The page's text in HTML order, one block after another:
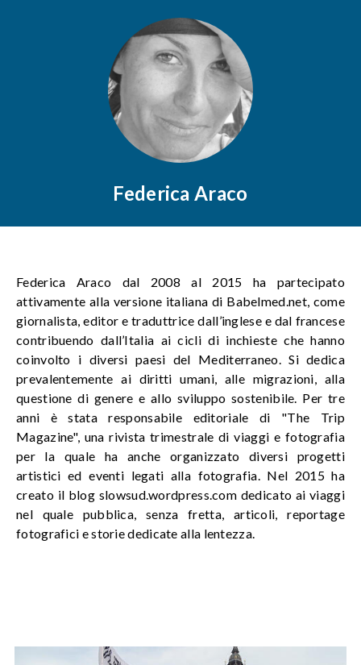
Federica Araco
Federica Araco dal 2008 al 2015 ha partecipato
attivamente alla versione italiana di Babelmed.net, come
giornalista, editor e traduttrice dall’inglese e dal francese
contribuendo dall’Italia ai cicli di inchieste che hanno
coinvolto i diversi paesi del Mediterraneo. Si dedica
prevalentemente ai diritti umani, alle migrazioni, alla
questione di genere e allo sviluppo sostenibile. Per tre
anni è stata responsabile editoriale di "The Trip
Magazine", una rivista trimestrale di viaggi e fotografia
per la quale ha anche organizzato diversi progetti
artistici ed eventi legati alla fotografia. Nel 2015 ha
creato il blog slowsud.wordpress.com dedicato ai viaggi
nel quale pubblica, senza fretta, articoli, reportage
fotografici e storie dedicate alla lentezza.